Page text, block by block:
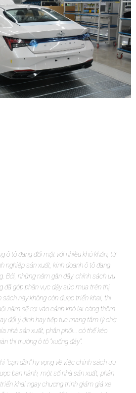
ô tô đang đối mặt với nhiều khó khăn, từ
nghiệp sản xuất, kinh doanh ô tô đang
Bởi, những năm gần đây, chính sách ưu
đã góp phần vực dậy sức mua trên thị
sách này không còn được triển khai, thị
năm sẽ rơi vào cảnh khó lại càng thêm
đổi ý định hay tiếp tục mang tâm lý chờ
nhà sản xuất, phân phối… có thể kéo
thị trường ô tô "xuống đáy".
"cạn dần" hy vọng về việc chính sách ưu
ban hành, một số nhà sản xuất, phân
khai ngay chương trình giảm giá xe